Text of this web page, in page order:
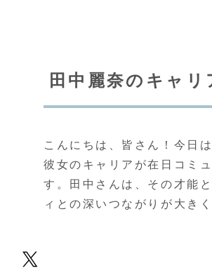
田中麗奈のキャ
こんにちは、皆さん！今日
彼女のキャリアが在日コミ
す。田中さんは、その才能
ィとの深いつながりが大き